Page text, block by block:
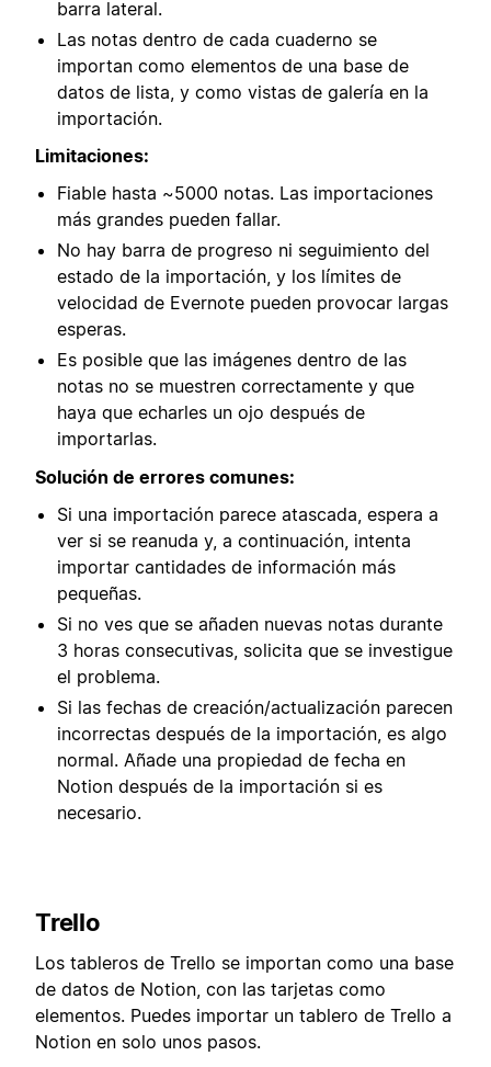
barra lateral.
Las notas dentro de cada cuaderno se
importan como elementos de una base de
datos de lista, y como vistas de galería en la
importación.
Limitaciones:
Fiable hasta ~5000 notas. Las importaciones
más grandes pueden fallar.
No hay barra de progreso ni seguimiento del
estado de la importación, y los límites de
velocidad de Evernote pueden provocar largas
esperas.
Es posible que las imágenes dentro de las
notas no se muestren correctamente y que
haya que echarles un ojo después de
importarlas.
Solución de errores comunes:
Si una importación parece atascada, espera a
ver si se reanuda y, a continuación, intenta
importar cantidades de información más
pequeñas.
Si no ves que se añaden nuevas notas durante
3 horas consecutivas, solicita que se investigue
el problema.
Si las fechas de creación/actualización parecen
incorrectas después de la importación, es algo
normal. Añade una propiedad de fecha en
Notion después de la importación si es
necesario.
Trello
Los tableros de Trello se importan como una base
de datos de Notion, con las tarjetas como
elementos. Puedes importar un tablero de Trello a
Notion en solo unos pasos.